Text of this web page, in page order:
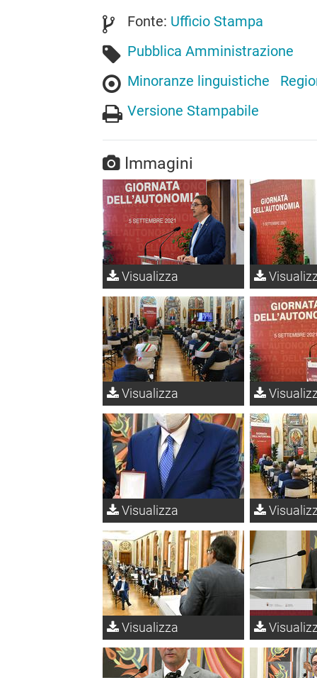
Fonte: Ufficio Stampa
Pubblica Amministrazione
Minoranze linguistiche
Versione Stampabile
Immagini
Visualizza
Visualizza
Visualizza
Visualizza